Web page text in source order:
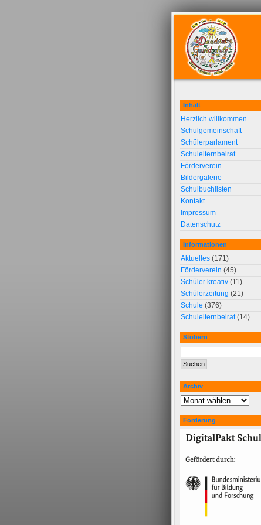
Inhalt
Herzlich willkommen
Schulgemeinschaft
Schülerparlament
Schulelternbeirat
Förderverein
Bildergalerie
Schulbuchlisten
Kontakt
Impressum
Datenschutz
Informationen
Aktuelles (171)
Förderverein (45)
Schüler kreativ (11)
Schülerzeitung (21)
Schule (376)
Schulelternbeirat(14)
Stöbern
Archiv
Förderung